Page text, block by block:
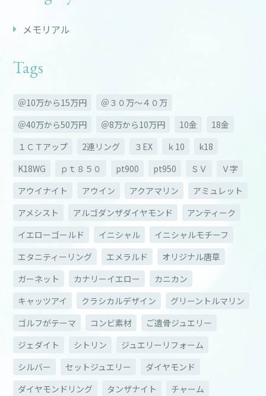
メモリアル
Tags
＠10万から15万円
＠３０万～４０万
＠40万から50万円
＠8万から10万円 10金
18金
１ＣＴアップ
2連リング ３EX ｋ10
k18
K18WG
ｐｔ８５０ pt900 pt950 ＳＶ
Ｖ字
アウイナイト
アウイン アクアマリン
アミュレット
アメシスト
アルゴダンザダイヤモンド
アンティーク
イエローゴールド
イニシャル
イニシャルモチーフ
エタニティーリング
エメラルド
オリジナル唐草
ガーネット
カナリーイエロー
カニカン
キャッツアイ
クラシカルデザイン
グリーントルマリン
ゴルフがテーマ
コンビ素材
ご遺骨ジュエリー
ジェダイト
シトリン
ジュエリーリフォーム
シルバー
セットジュエリー
ダイヤモンド
ダイヤモンドリング
タンザナイト
チャーム